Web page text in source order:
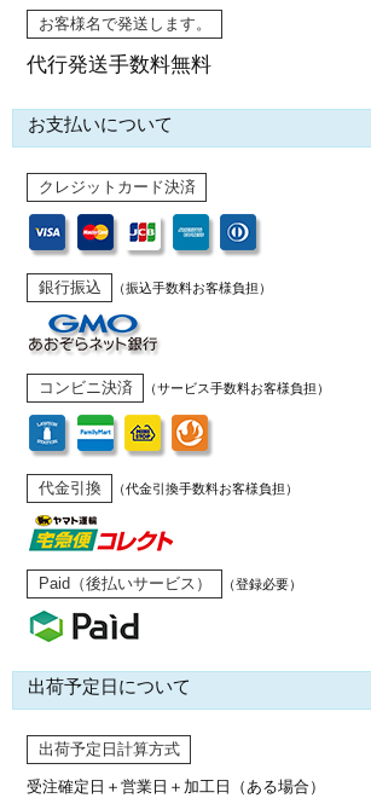
お客様名で発送します。
代行発送手数料無料
お支払いについて
クレジットカード決済
銀行振込 （振込手数料お客様負担）
コンビニ決済 （サービス手数料お客様負担）
代金引換 （代金引換手数料お客様負担）
Paid（後払いサービス） （登録必要）
出荷予定日について
出荷予定日計算方式
受注確定日＋営業日＋加工日（ある場合）